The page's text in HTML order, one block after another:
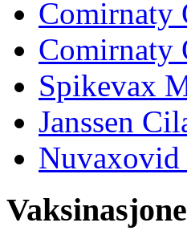
Comirnaty
Comirnaty
Spikevax
Janssen
Nuvaxovid